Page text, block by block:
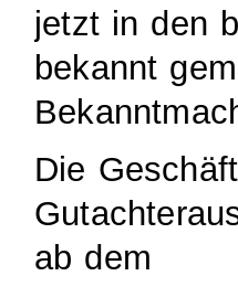
jetzt in den
bekannt
Die
ab dem